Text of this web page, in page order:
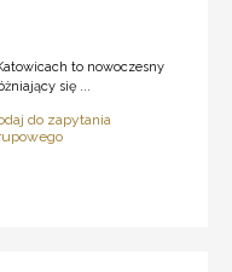
to nowoczesny
się ...